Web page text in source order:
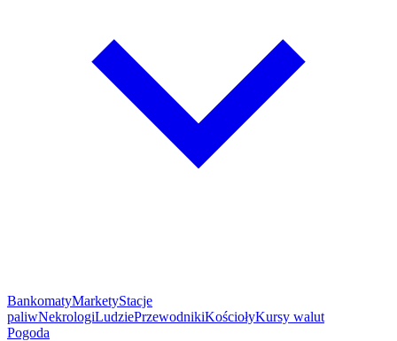
BankomatyMarketyStacje
paliwNekrologiLudziePrzewodnikiKościołyKursy walut
Pogoda